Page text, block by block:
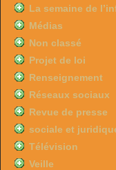
La semaine de
Médias
Non classé
Projet de loi
Renseignement
Réseaux sociaux
Revue de presse
sociale et
Télévision
Veille